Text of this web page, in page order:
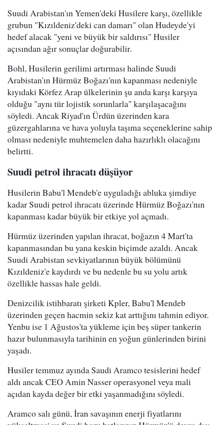
Suudi Arabistan'ın Yemen'deki Husilere karşı, özellikle
grubun "Kızıldeniz'deki can damarı" olan Hudeyde'yi
hedef alacak "yeni ve büyük bir saldırısı" Husiler
açısından ağır sonuçlar doğurabilir.
Bohl, Husilerin gerilimi artırması halinde Suudi
Arabistan'ın Hürmüz Boğazı'nın kapanması nedeniyle
kıyıdaki Körfez Arap ülkelerinin şu anda karşı karşıya
olduğu "aynı tür lojistik sorunlarla" karşılaşacağını
söyledi. Ancak Riyad'ın Ürdün üzerinden kara
güzergahlarına ve hava yoluyla taşıma seçeneklerine sahip
olması nedeniyle muhtemelen daha hazırlıklı olacağını
belirtti.
Suudi petrol ihracatı düşüyor
Husilerin Babu'l Mendeb'e uyguladığı abluka şimdiye
kadar Suudi petrol ihracatı üzerinde Hürmüz Boğazı'nın
kapanması kadar büyük bir etkiye yol açmadı.
Hürmüz üzerinden yapılan ihracat, boğazın 4 Mart'ta
kapanmasından bu yana keskin biçimde azaldı. Ancak
Suudi Arabistan sevkiyatlarının büyük bölümünü
Kızıldeniz'e kaydırdı ve bu nedenle bu su yolu artık
özellikle hassas hale geldi.
Denizcilik istihbaratı şirketi Kpler, Babu'l Mendeb
üzerinden geçen hacmin sekiz kat arttığını tahmin ediyor.
Yenbu ise 1 Ağustos'ta yükleme için beş süper tankerin
hazır bulunmasıyla tarihinin en yoğun günlerinden birini
yaşadı.
Husiler temmuz ayında Saudi Aramco tesislerini hedef
aldı ancak CEO Amin Nasser operasyonel veya mali
açıdan kayda değer bir etki yaşanmadığını söyledi.
Aramco salı günü, İran savaşının enerji fiyatlarını